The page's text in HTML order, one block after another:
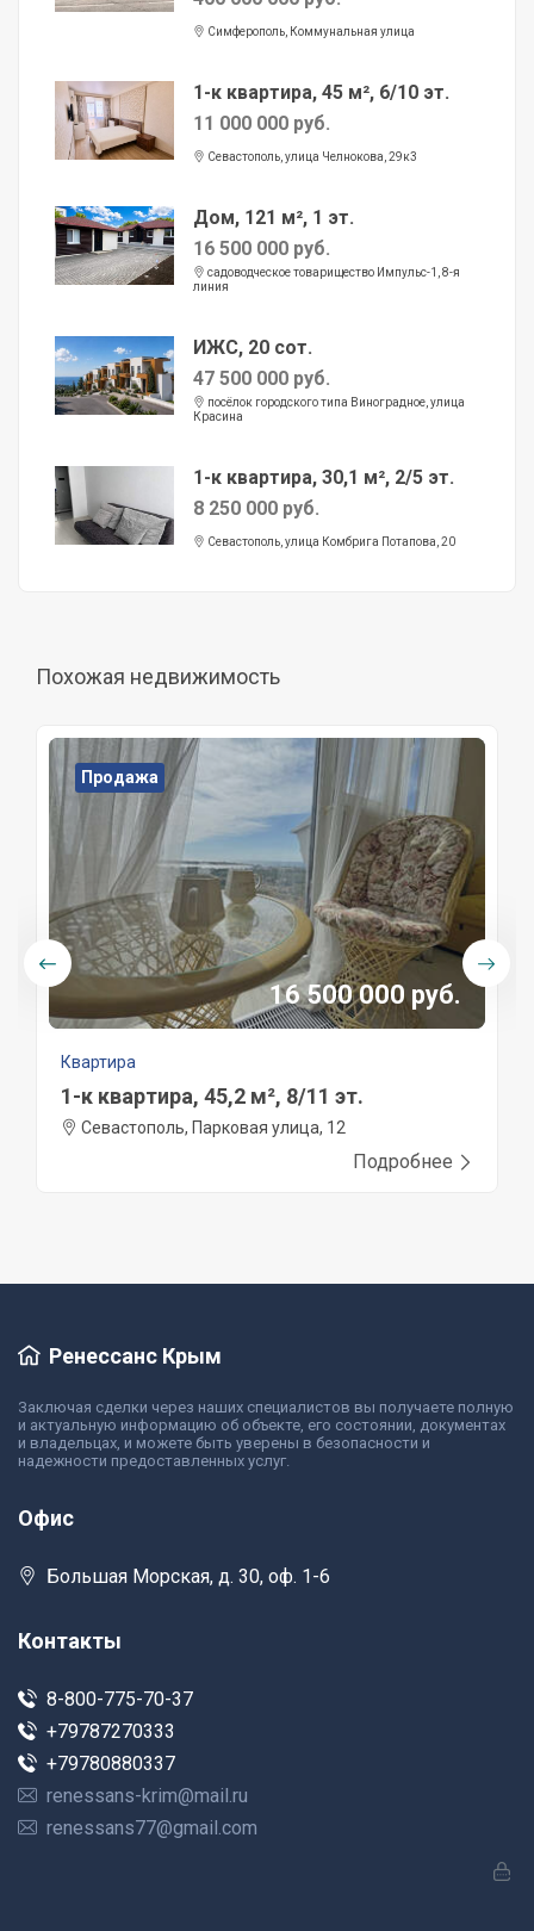
Симферополь, Коммунальная улица
1-к квартира, 45 м², 6/10 эт.
11 000 000 руб.
Севастополь, улица Челнокова, 29к3
Дом, 121 м², 1 эт.
16 500 000 руб.
садоводческое товарищество Импульс-1, 8-я
линия
ИЖС, 20 сот.
47 500 000 руб.
посёлок городского типа Виноградное, улица
Красина
1-к квартира, 30,1 м², 2/5 эт.
8 250 000 руб.
Севастополь, улица Комбрига Потапова, 20
Похожая недвижимость
Продажа
16 500 000 руб.
Квартира
1-к квартира, 45,2 м², 8/11 эт.
Севастополь, Парковая улица, 12
Подробнее
Ренессанс Крым
Заключая сделки через наших специалистов вы получаете полную
и актуальную информацию об объекте, его состоянии, документах
и владельцах, и можете быть уверены в безопасности и
надежности предоставленных услуг.
Офис
Большая Морская, д. 30, оф. 1-6
Контакты
8-800-775-70-37
+79787270333
+79780880337
renessans-krim@mail.ru
renessans77@gmail.com